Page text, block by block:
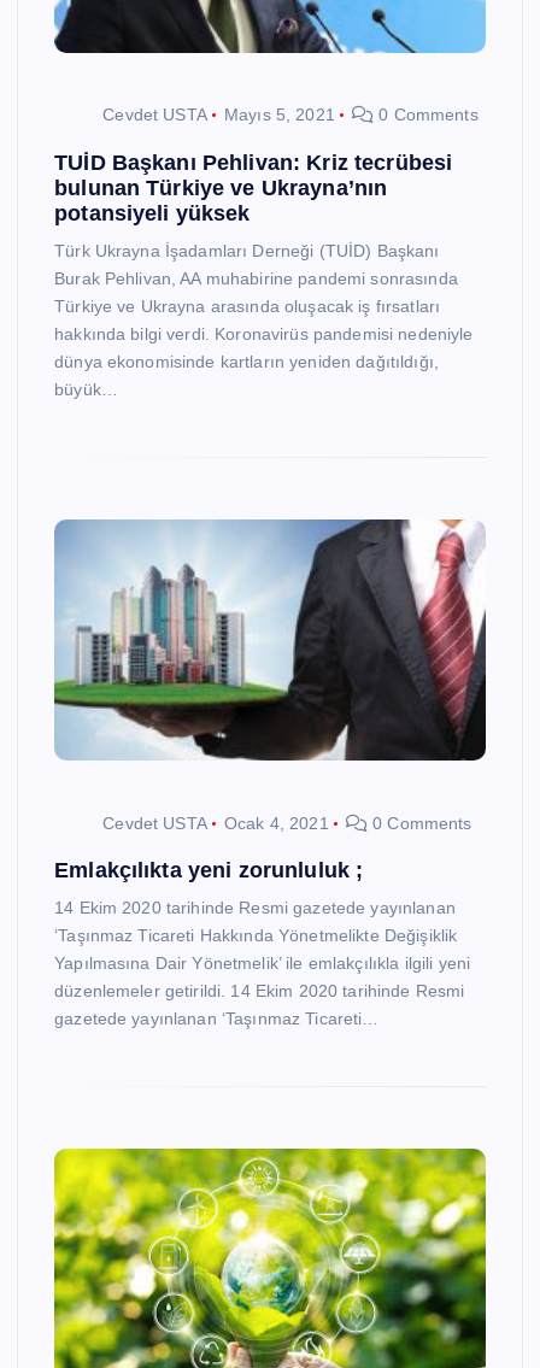
Cevdet USTA Mayıs 5, 2021 0 Comments
TUİD Başkanı Pehlivan: Kriz tecrübesi
bulunan Türkiye ve Ukrayna’nın
potansiyeli yüksek
Türk Ukrayna İşadamları Derneği (TUİD) Başkanı
Burak Pehlivan, AA muhabirine pandemi sonrasında
Türkiye ve Ukrayna arasında oluşacak iş fırsatları
hakkında bilgi verdi. Koronavirüs pandemisi nedeniyle
dünya ekonomisinde kartların yeniden dağıtıldığı,
büyük…
Cevdet USTA Ocak 4, 2021 0 Comments
Emlakçılıkta yeni zorunluluk ;
14 Ekim 2020 tarihinde Resmi gazetede yayınlanan
‘Taşınmaz Ticareti Hakkında Yönetmelikte Değişiklik
Yapılmasına Dair Yönetmelik’ ile emlakçılıkla ilgili yeni
düzenlemeler getirildi. 14 Ekim 2020 tarihinde Resmi
gazetede yayınlanan ‘Taşınmaz Ticareti…